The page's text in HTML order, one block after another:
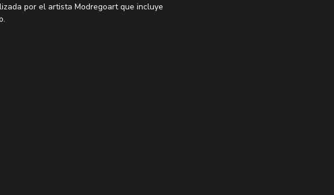
por el artista Modregoart que incluye